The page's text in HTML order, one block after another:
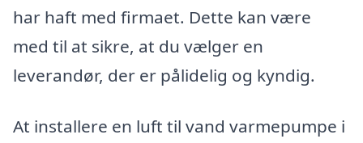
har haft med firmaet. Dette kan være
med til at sikre, at du vælger en
leverandør, der er pålidelig og kyndig.
At installere en luft til vand varmepumpe i